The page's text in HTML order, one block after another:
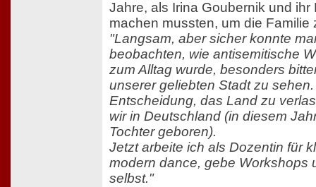
Jahre, als Irina Goubernik und ihr
machen mussten, um die Familie
"Langsam, aber sicher konnte
beobachten, wie antisemitische
zum Alltag wurde, besonders
unserer geliebten Stadt zu
Entscheidung, das Land zu
wir in Deutschland (in diesem
Tochter geboren).
Jetzt arbeite ich als Dozentin für
modern dance, gebe Workshops
selbst."